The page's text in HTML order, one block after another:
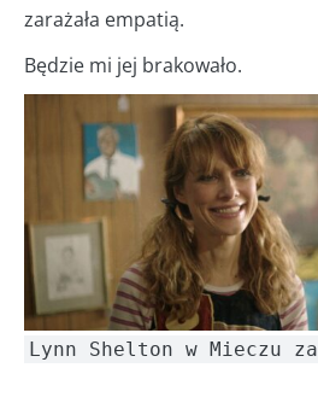
zarażała empatią.
Będzie mi jej brakowało.
Lynn Shelton w Mieczu